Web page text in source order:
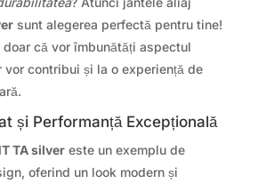
sunt alegerea perfectă pentru tine!
că vor îmbunătăți aspectul
vor contribui și la o experiență de
și Performanță Excepțională
TA silvereste un exemplu de
oferind un look modern și